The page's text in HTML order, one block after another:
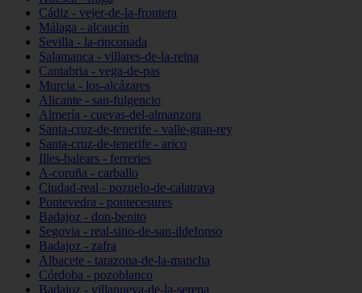
Cádiz - vejer-de-la-frontera
Málaga - alcaucín
Sevilla - la-rinconada
Salamanca - villares-de-la-reina
Cantabria - vega-de-pas
Murcia - los-alcázares
Alicante - san-fulgencio
Almería - cuevas-del-almanzora
Santa-cruz-de-tenerife - valle-gran-rey
Santa-cruz-de-tenerife - arico
Illes-balears - ferreries
A-coruña - carballo
Ciudad-real - pozuelo-de-calatrava
Pontevedra - pontecesures
Badajoz - don-benito
Segovia - real-sitio-de-san-ildefonso
Badajoz - zafra
Albacete - tarazona-de-la-mancha
Córdoba - pozoblanco
Badajoz - villanueva-de-la-serena